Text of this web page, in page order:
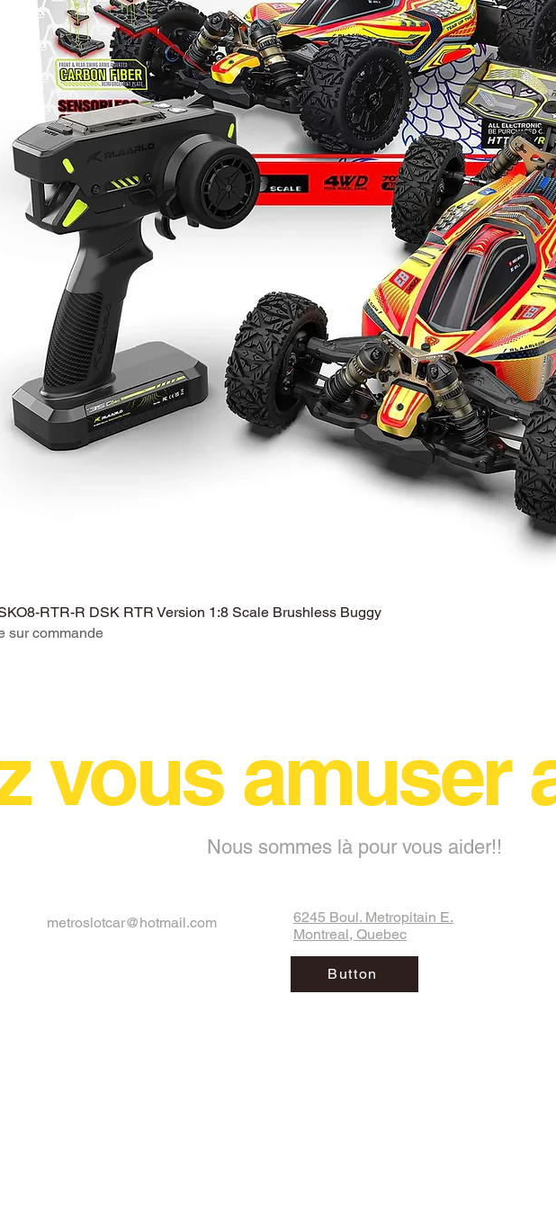
Aperçu rapide
RTR-R DSK RTR Version 1:8 Scale Brushless Buggy
sur commande
vous amuser
Nous sommes là pour vous aider!!
metroslotcar@hotmail.com
6245 Boul. Metropitain E.
Montreal, Quebec
Button